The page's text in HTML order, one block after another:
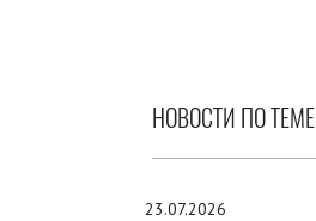
НОВОСТИ ПО ТЕМЕ
23.07.2026